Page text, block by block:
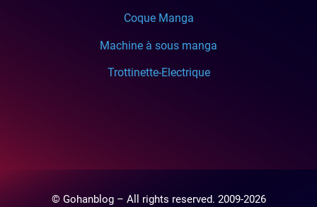
Coque Manga
Machine à sous manga
Trottinette-Electrique
© Gohanblog – All rights reserved. 2009-2026